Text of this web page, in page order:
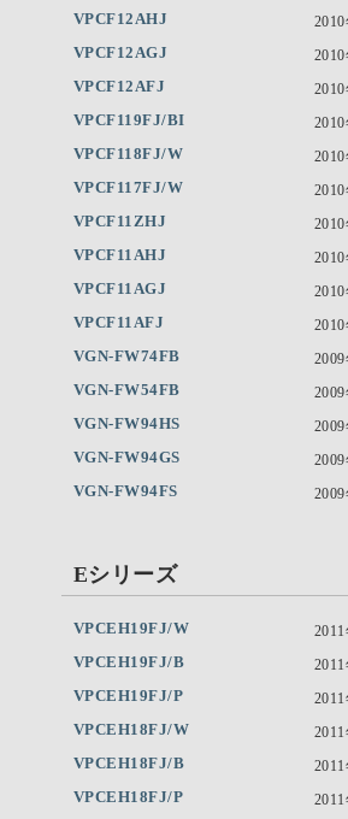
VPCF12AHJ
VPCF12AGJ
VPCF12AFJ
VPCF119FJ/BI
VPCF118FJ/W
VPCF117FJ/W
VPCF11ZHJ
VPCF11AHJ
VPCF11AGJ
VPCF11AFJ
VGN-FW74FB
VGN-FW54FB
VGN-FW94HS
VGN-FW94GS
VGN-FW94FS
Eシリーズ
VPCEH19FJ/W
VPCEH19FJ/B
VPCEH19FJ/P
VPCEH18FJ/W
VPCEH18FJ/B
VPCEH18FJ/P